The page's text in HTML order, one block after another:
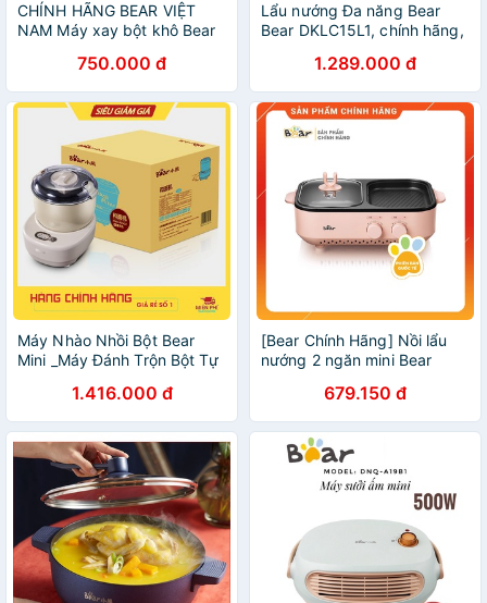
CHÍNH HÃNG BEAR VIỆT
NAM Máy xay bột khô Bear
750.000 đ
Lẩu nướng Đa năng Bear
Bear DKLC15L1, chính hãng,
1.289.000 đ
Máy Nhào Nhồi Bột Bear
Mini _Máy Đánh Trộn Bột Tự
1.416.000 đ
[Bear Chính Hãng] Nồi lẩu
nướng 2 ngăn mini Bear
679.150 đ